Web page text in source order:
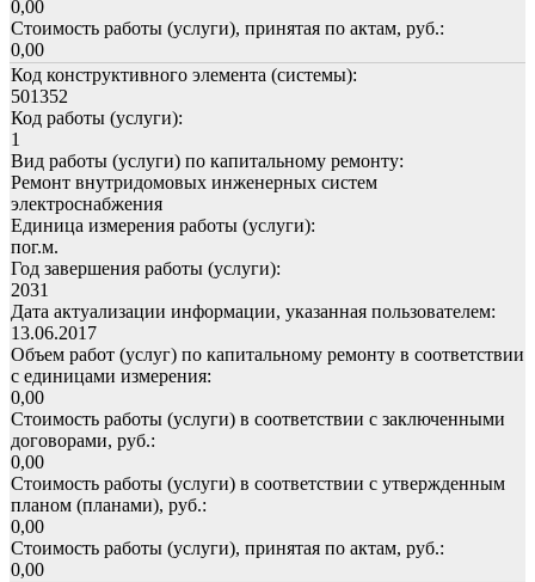
0,00
Стоимость работы (услуги), принятая по актам, руб.:
0,00
Код конструктивного элемента (системы):
501352
Код работы (услуги):
1
Вид работы (услуги) по капитальному ремонту:
Ремонт внутридомовых инженерных систем
электроснабжения
Единица измерения работы (услуги):
пог.м.
Год завершения работы (услуги):
2031
Дата актуализации информации, указанная пользователем:
13.06.2017
Объем работ (услуг) по капитальному ремонту в соответствии
с единицами измерения:
0,00
Стоимость работы (услуги) в соответствии с заключенными
договорами, руб.:
0,00
Стоимость работы (услуги) в соответствии с утвержденным
планом (планами), руб.:
0,00
Стоимость работы (услуги), принятая по актам, руб.:
0,00